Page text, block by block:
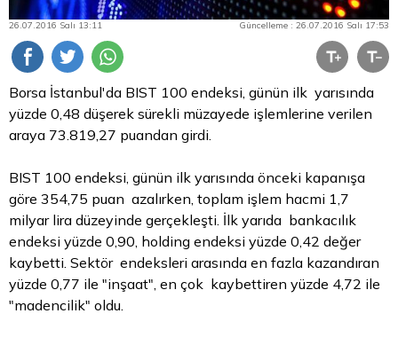
26.07.2016 Salı 13:11 Güncelleme : 26.07.2016 Salı 17:53
Borsa İstanbul'da BIST 100 endeksi, günün ilk yarısında
yüzde 0,48 düşerek sürekli müzayede işlemlerine verilen
araya 73.819,27 puandan girdi.
BIST 100 endeksi, günün ilk yarısında önceki kapanışa
göre 354,75 puan azalırken, toplam işlem hacmi 1,7
milyar lira düzeyinde gerçekleşti. İlk yarıda bankacılık
endeksi yüzde 0,90, holding endeksi yüzde 0,42 değer
kaybetti. Sektör endeksleri arasında en fazla kazandıran
yüzde 0,77 ile "inşaat", en çok kaybettiren yüzde 4,72 ile
"madencilik" oldu.